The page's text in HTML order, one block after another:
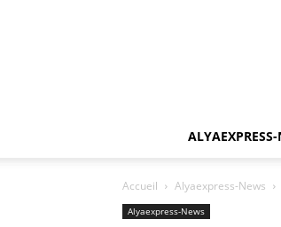
ALYAEXPRESS-
Accueil Alyaexpress-News
Alyaexpress-News